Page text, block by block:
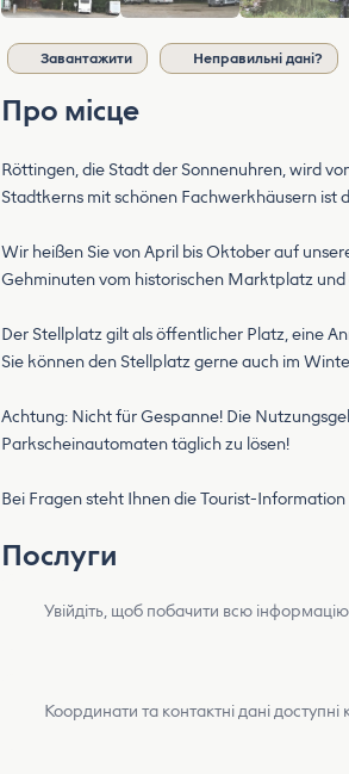
Завантажити Неправильні дані?
Про місце
Röttingen, die Stadt der Sonnenuhren, wird
Stadtkerns mit schönen Fachwerkhäusern ist
Wir heißen Sie von April bis Oktober auf
Gehminuten vom historischen Marktplatz
Der Stellplatz gilt als öffentlicher Platz, eine
Sie können den Stellplatz gerne auch im
Achtung: Nicht für Gespanne! Die
Parkscheinautomaten täglich zu lösen!
Bei Fragen steht Ihnen die Tourist-
Послуги
Увійдіть, щоб побачити всю інформацію
Координати та контактні дані